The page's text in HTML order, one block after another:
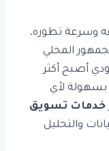
وسرعة تطوره،
المحلي
أصبح أكثر
بسهولة لأي
خدمات تسويق
والتحليل